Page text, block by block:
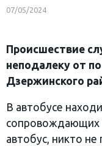
07/05/2024
Происшествие
неподалеку от
Дзержинского
В автобусе
сопровождающих
автобус, никто не